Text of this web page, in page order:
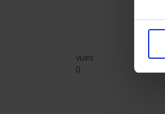
vues
0